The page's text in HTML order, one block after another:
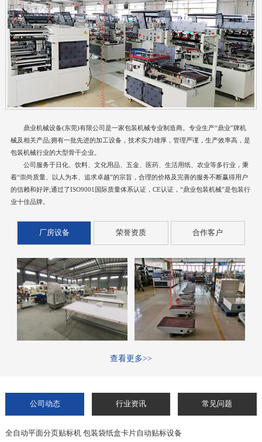
鼎业机械设备(东莞)有限公司是一家包装机械专业制造商。专业生产“鼎业”牌机
械及相关产品;拥有一批先进的加工设备，技术实力雄厚，管理严谨，生产效率高，是
包装机械行业的大型骨干企业。
公司服务于日化、饮料、文化用品、五金、医药、生活用纸、农业等多行业，秉
着“崇尚质量、以人为本、追求卓越”的宗旨，合理的价格及完善的服务不断赢得用户
的信赖和好评;通过了ISO9001国际质量体系认证，CE认证，“鼎业包装机械”是包装行
业十佳品牌。
厂房设备 荣誉资质 合作客户
查看更多>>
公司动态 行业资讯 常见问题
全自动平面分页贴标机 包装袋纸盒卡片自动贴标设备